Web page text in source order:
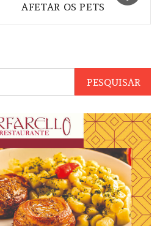
AFETAR OS PETS